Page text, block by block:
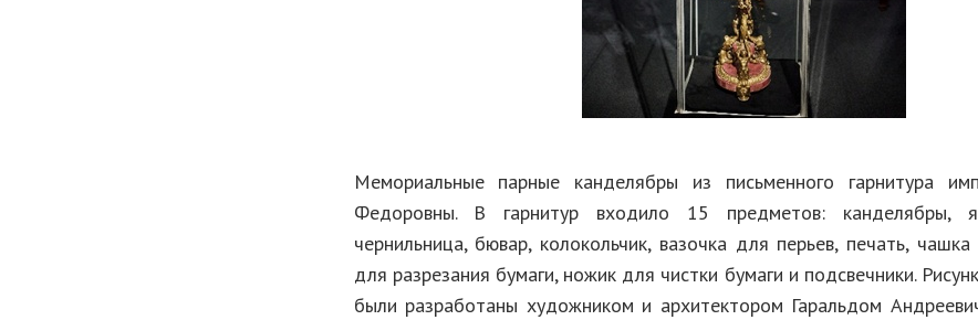
Мемориальные парные канделябры из письменного гарнитура
Федоровны. В гарнитур входило 15 предметов: канделябры,
чернильница, бювар, колокольчик, вазочка для перьев, печать,
для разрезания бумаги, ножик для чистки бумаги и подсвечники.
были разработаны художником и архитектором Гаральдом